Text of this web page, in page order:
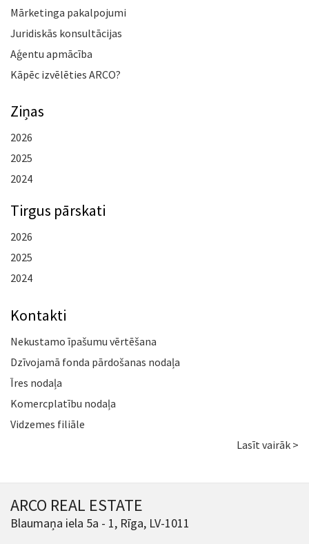
Mārketinga pakalpojumi
Juridiskās konsultācijas
Aģentu apmācība
Kāpēc izvēlēties ARCO?
Ziņas
2026
2025
2024
Tirgus pārskati
2026
2025
2024
Kontakti
Nekustamo īpašumu vērtēšana
Dzīvojamā fonda pārdošanas nodaļa
Īres nodaļa
Komercplatību nodaļa
Vidzemes filiāle
Lasīt vairāk >
ARCO REAL ESTATE
Blaumaņa iela 5a - 1, Rīga, LV-1011